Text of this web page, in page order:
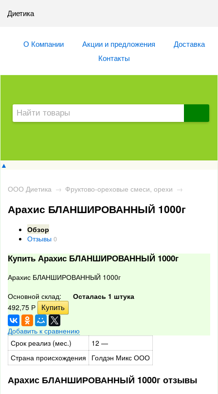
Диетика
О Компании Акции и предложения
Доставка
Контакты
▲
ООО Диетика → Фруктово-ореховые смеси, орехи →
Арахис БЛАНШИРОВАННЫЙ 1000г
Обзор
Отзывы 0
Купить Арахис БЛАНШИРОВАННЫЙ 1000г
Арахис БЛАНШИРОВАННЫЙ 1000г
Основной склад:
Осталась 1 штука
492,75 Р
Добавить к сравнению
Срок реализ (мес.)
12 —
Страна происхождения
Голдэн Микс ООО
Арахис БЛАНШИРОВАННЫЙ 1000г отзывы